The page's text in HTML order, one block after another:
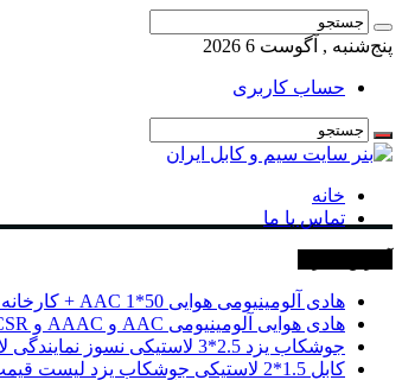
پنج‌شنبه , آگوست 6 2026
حساب کاربری
خانه
تماس با ما
هادی آلومینیومی هوایی 50*1 AAC + کارخانه تولید کابل آلومینیومی
هادی هوایی آلومینیومی AAC و AAAC و ACSR + کارخانه ماهان کابل امیر
جوشکاب یزد 2.5*3 لاستیکی نسوز نمایندگی لاله زار
کابل 1.5*2 لاستیکی جوشکاب یزد لیست قیمت روز